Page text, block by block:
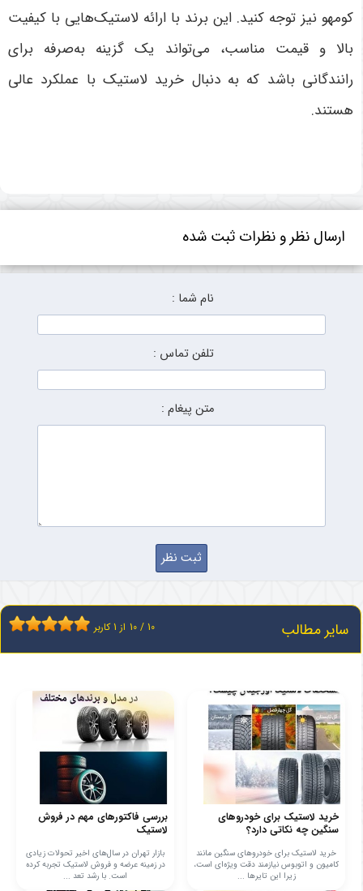
کومهو نیز توجه کنید. این برند با ارائه لاستیک‌هایی با کیفیت
بالا و قیمت مناسب، می‌تواند یک گزینه به‌صرفه برای
رانندگانی باشد که به دنبال خرید لاستیک با عملکرد عالی
هستند.
ارسال نظر و نظرات ثبت شده
نام شما :
تلفن تماس :
متن پیغام :
سایر مطالب 10 / 10 از 1کاربر
خرید لاستیک برای خودروهای
سنگین چه نکاتی دارد؟
خرید لاستیک برای خودروهای سنگین مانند
کامیون و اتوبوس نیازمند دقت ویژه‌ای است،
زیرا این تایرها ...
بررسی فاکتورهای مهم در فروش
لاستیک
بازار تهران در سال‌های اخیر تحولات زیادی
در زمینه عرضه و فروش لاستیک تجربه کرده
است. با رشد تعد ...